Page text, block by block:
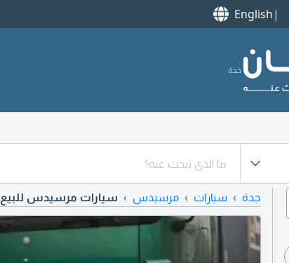
English
جدة
جدة سيارات مرسيدس سيارات مرسيدس للبيع